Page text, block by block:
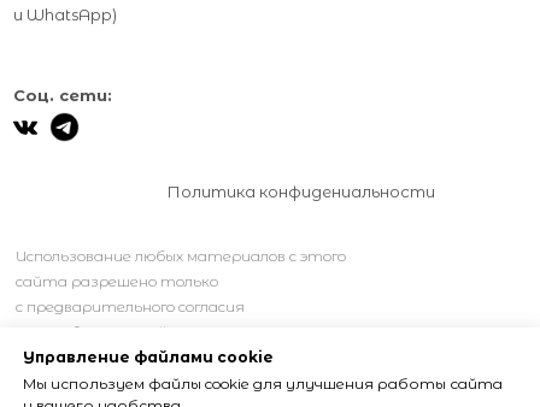
Использование любых материалов с этого
сайта разрешено только
с предварительного согласия
правообладателей.
и WhatsApp)
Соц. сети:
Политика конфидениальности
Управление файлами cookie
Мы используем файлы cookie для улучшения работы сайта